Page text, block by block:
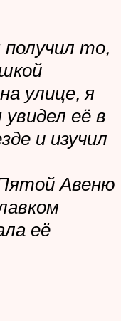
получил то,
улице, я
её в
и изучил
Авеню
её